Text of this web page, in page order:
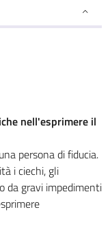
nell'esprimere il
persona di fiducia.
i ciechi, gli
da gravi impedimenti